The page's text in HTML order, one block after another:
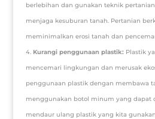
berlebihan dan gunakan teknik
menjaga kesuburan tanah. Pertanian
meminimalkan erosi tanah dan
Kurangi penggunaan plastik: Plastik
mencemari lingkungan dan merusak
penggunaan plastik dengan membawa
menggunakan botol minum yang dapat
mendaur ulang plastik yang kita